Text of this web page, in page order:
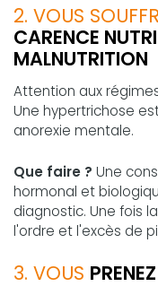
2. VOUS
CARENCE
MALNUTRITION
Attention aux
Une hypertrichose
anorexie mentale.
Que faire ? Une
hormonal et
diagnostic. Une fois
l'ordre et l'excès de
3. VOUS